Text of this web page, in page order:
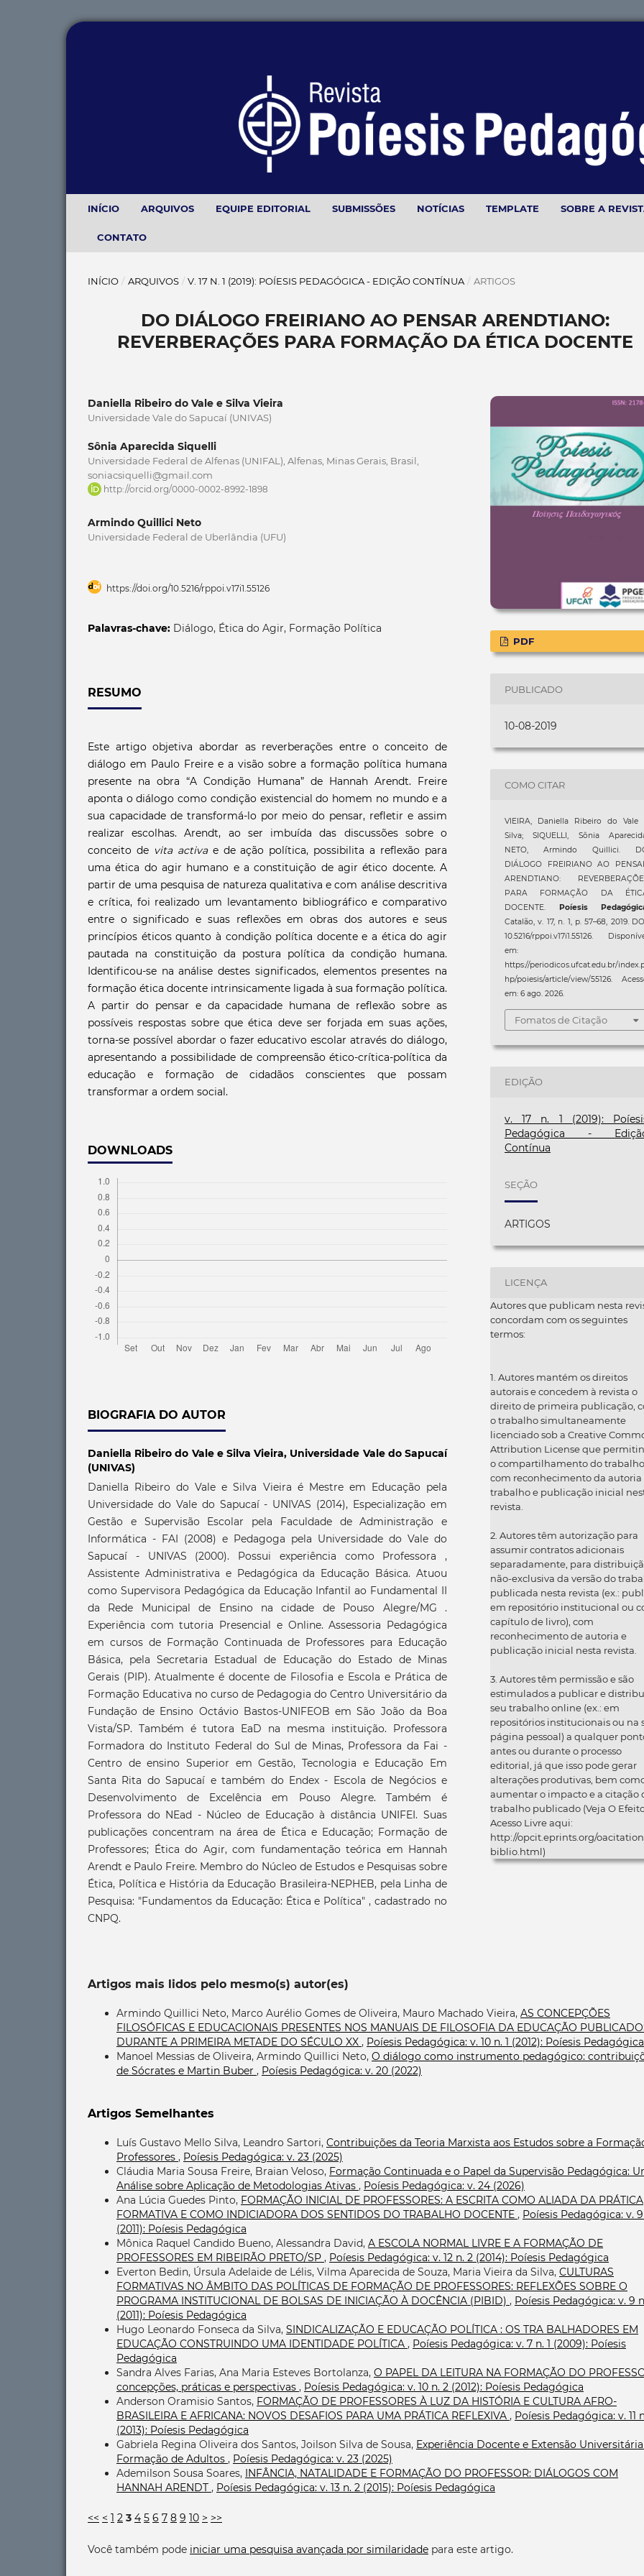
INÍCIO ARQUIVOS EQUIPE EDITORIAL SUBMISSÕES NOTÍCIAS TEMPLATE SOBRE A
CONTATO
INÍCIO / ARQUIVOS / V. 17 N. 1 (2019): POÍESIS PEDAGÓGICA - EDIÇÃO CONTÍNUA / ARTIGOS
DO DIÁLOGO FREIRIANO AO PENSAR ARENDTIANO:
REVERBERAÇÕES PARA FORMAÇÃO DA ÉTICA DOCENTE
Daniella Ribeiro do Vale e Silva Vieira
Universidade Vale do Sapucaí (UNIVAS)
Sônia Aparecida Siquelli
Universidade Federal de Alfenas (UNIFAL), Alfenas, Minas Gerais, Brasil,
soniacsiquelli@gmail.com
http://orcid.org/0000-0002-8992-1898
Armindo Quillici Neto
Universidade Federal de Uberlândia (UFU)
https://doi.org/10.5216/rppoi.v17i1.55126
Palavras-chave: Diálogo, Ética do Agir, Formação Política
RESUMO
Este artigo objetiva abordar as reverberações entre o conceito de
diálogo em Paulo Freire e a visão sobre a formação política humana
presente na obra “A Condição Humana” de Hannah Arendt. Freire
aponta o diálogo como condição existencial do homem no mundo e a
sua capacidade de transformá-lo por meio do pensar, refletir e assim
realizar escolhas. Arendt, ao ser imbuída das discussões sobre o
conceito de vita activae de ação política, possibilita a reflexão para
uma ética do agir humano e a constituição de agir ético docente. A
partir de uma pesquisa de natureza qualitativa e com análise descritiva
e crítica, foi realizado um levantamento bibliográfico e comparativo
entre o significado e suas reflexões em obras dos autores e seus
princípios éticos quanto à condição política docente e a ética do agir
pautada na constituição da postura política da condição humana.
Identificou-se na análise destes significados, elementos presentes na
formação ética docente intrinsicamente ligada à sua formação política.
A partir do pensar e da capacidade humana de reflexão sobre as
possíveis respostas sobre que ética deve ser forjada em suas ações,
torna-se possível abordar o fazer educativo escolar através do diálogo,
apresentando a possibilidade de compreensão ético-crítica-política da
educação e formação de cidadãos conscientes que possam
transformar a ordem social.
DOWNLOADS
BIOGRAFIA DO AUTOR
Daniella Ribeiro do Vale e Silva Vieira, Universidade Vale do Sapucaí
(UNIVAS)
Daniella Ribeiro do Vale e Silva Vieira é Mestre em Educação pela
Universidade do Vale do Sapucaí - UNIVAS (2014), Especialização em
Gestão e Supervisão Escolar pela Faculdade de Administração e
Informática - FAI (2008) e Pedagoga pela Universidade do Vale do
Sapucaí - UNIVAS (2000). Possui experiência como Professora ,
Assistente Administrativa e Pedagógica da Educação Básica. Atuou
como Supervisora Pedagógica da Educação Infantil ao Fundamental II
da Rede Municipal de Ensino na cidade de Pouso Alegre/MG .
Experiência com tutoria Presencial e Online. Assessoria Pedagógica
em cursos de Formação Continuada de Professores para Educação
Básica, pela Secretaria Estadual de Educação do Estado de Minas
Gerais (PIP). Atualmente é docente de Filosofia e Escola e Prática de
Formação Educativa no curso de Pedagogia do Centro Universitário da
Fundação de Ensino Octávio Bastos-UNIFEOB em São João da Boa
Vista/SP. Também é tutora EaD na mesma instituição. Professora
Formadora do Instituto Federal do Sul de Minas, Professora da Fai -
Centro de ensino Superior em Gestão, Tecnologia e Educação Em
Santa Rita do Sapucaí e também do Endex - Escola de Negócios e
Desenvolvimento de Excelência em Pouso Alegre. Também é
Professora do NEad - Núcleo de Educação à distância UNIFEI. Suas
publicações concentram na área de Ética e Educação; Formação de
Professores; Ética do Agir, com fundamentação teórica em Hannah
Arendt e Paulo Freire. Membro do Núcleo de Estudos e Pesquisas sobre
Ética, Política e História da Educação Brasileira-NEPHEB, pela Linha de
Pesquisa: "Fundamentos da Educação: Ética e Política" , cadastrado no
CNPQ.
PDF
PUBLICADO
10-08-2019
COMO CITAR
VIEIRA, Daniella Ribeiro do Vale
Silva; SIQUELLI, Sônia
NETO, Armindo Quillici.
DIÁLOGO FREIRIANO AO
ARENDTIANO:
PARA FORMAÇÃO DA
DOCENTE.
Poíesis
Catalão, v. 17, n. 1, p. 57–68, 2019.
10.5216/rppoi.v17i1.55126.
em:
https://periodicos.ufcat.edu.br/
hp/poiesis/article/view/55126.
em: 6 ago. 2026.
Fomatos de Citação
EDIÇÃO
v. 17 n. 1 (2019):
Pedagógica -
Contínua
SEÇÃO
ARTIGOS
LICENÇA
Autores que publicam nesta
concordam com os seguintes
termos:
1. Autores mantém os direitos
autorais e concedem à revista o
direito de primeira publicação,
o trabalho simultaneamente
licenciado sob a Creative
Attribution License que
o compartilhamento do trabalho
com reconhecimento da autoria
trabalho e publicação inicial
revista.
2. Autores têm autorização para
assumir contratos adicionais
separadamente, para
não-exclusiva da versão do
publicada nesta revista (ex.:
em repositório institucional ou
capítulo de livro), com
reconhecimento de autoria e
publicação inicial nesta revista.
3. Autores têm permissão e são
estimulados a publicar e
seu trabalho online (ex.: em
repositórios institucionais ou na
página pessoal) a qualquer
antes ou durante o processo
editorial, já que isso pode gerar
alterações produtivas, bem
aumentar o impacto e a citação
trabalho publicado (Veja O
Acesso Livre aqui:
http://opcit.eprints.org/
biblio.html)
Artigos mais lidos pelo mesmo(s) autor(es)
Armindo Quillici Neto, Marco Aurélio Gomes de Oliveira, Mauro Machado Vieira, AS CONCEPÇÕES
FILOSÓFICAS E EDUCACIONAIS PRESENTES NOS MANUAIS DE FILOSOFIA DA EDUCAÇÃO
DURANTE A PRIMEIRA METADE DO SÉCULO XX , Poíesis Pedagógica: v. 10 n. 1 (2012): Poíesis Pedagógica
Manoel Messias de Oliveira, Armindo Quillici Neto, O diálogo como instrumento pedagógico:
de Sócrates e Martin Buber , Poíesis Pedagógica: v. 20 (2022)
Artigos Semelhantes
Luís Gustavo Mello Silva, Leandro Sartori, Contribuições da Teoria Marxista aos Estudos sobre a
Professores , Poíesis Pedagógica: v. 23 (2025)
Cláudia Maria Sousa Freire, Braian Veloso, Formação Continuada e o Papel da Supervisão Pedagógica:
Análise sobre Aplicação de Metodologias Ativas , Poíesis Pedagógica: v. 24 (2026)
Ana Lúcia Guedes Pinto, FORMAÇÃO INICIAL DE PROFESSORES: A ESCRITA COMO ALIADA DA PRÁTICA
FORMATIVA E COMO INDICIADORA DOS SENTIDOS DO TRABALHO DOCENTE , Poíesis Pedagógica: v. 9
(2011): Poíesis Pedagógica
Mônica Raquel Candido Bueno, Alessandra David, A ESCOLA NORMAL LIVRE E A FORMAÇÃO DE
PROFESSORES EM RIBEIRÃO PRETO/SP , Poíesis Pedagógica: v. 12 n. 2 (2014): Poíesis Pedagógica
Everton Bedin, Úrsula Adelaide de Lélis, Vilma Aparecida de Souza, Maria Vieira da Silva, CULTURAS
FORMATIVAS NO ÂMBITO DAS POLÍTICAS DE FORMAÇÃO DE PROFESSORES: REFLEXÕES SOBRE O
PROGRAMA INSTITUCIONAL DE BOLSAS DE INICIAÇÃO À DOCÊNCIA (PIBID) , Poíesis Pedagógica: v. 9
(2011): Poíesis Pedagógica
Hugo Leonardo Fonseca da Silva, SINDICALIZAÇÃO E EDUCAÇÃO POLÍTICA : OS TRA BALHADORES EM
EDUCAÇÃO CONSTRUINDO UMA IDENTIDADE POLÍTICA , Poíesis Pedagógica: v. 7 n. 1 (2009): Poíesis
Pedagógica
Sandra Alves Farias, Ana Maria Esteves Bortolanza, O PAPEL DA LEITURA NA FORMAÇÃO DO
concepções, práticas e perspectivas , Poíesis Pedagógica: v. 10 n. 2 (2012): Poíesis Pedagógica
Anderson Oramisio Santos, FORMAÇÃO DE PROFESSORES À LUZ DA HISTÓRIA E CULTURA AFRO-
BRASILEIRA E AFRICANA: NOVOS DESAFIOS PARA UMA PRÁTICA REFLEXIVA , Poíesis Pedagógica: v. 11
(2013): Poíesis Pedagógica
Gabriela Regina Oliveira dos Santos, Joilson Silva de Sousa, Experiência Docente e Extensão
Formação de Adultos , Poíesis Pedagógica: v. 23 (2025)
Ademilson Sousa Soares, INFÂNCIA, NATALIDADE E FORMAÇÃO DO PROFESSOR: DIÁLOGOS COM
HANNAH ARENDT , Poíesis Pedagógica: v. 13 n. 2 (2015): Poíesis Pedagógica
<< < 1 2 3 4 5 6 7 8 9 10 > >>
Você também pode iniciar uma pesquisa avançada por similaridade para este artigo.